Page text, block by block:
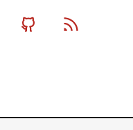
MastodonGithub